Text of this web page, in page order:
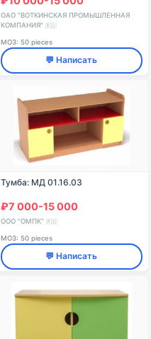
ОАО "ВОТКИНСКАЯ ПРОМЫШЛЕННАЯ
КОМПАНИЯ" 🇷🇺
МОЗ: 50 pieces
💬 Написать
Тумба: МД 01.16.03
₽7 000-15 000
ООО "ОМПК" 🇷🇺
МОЗ: 50 pieces
💬 Написать